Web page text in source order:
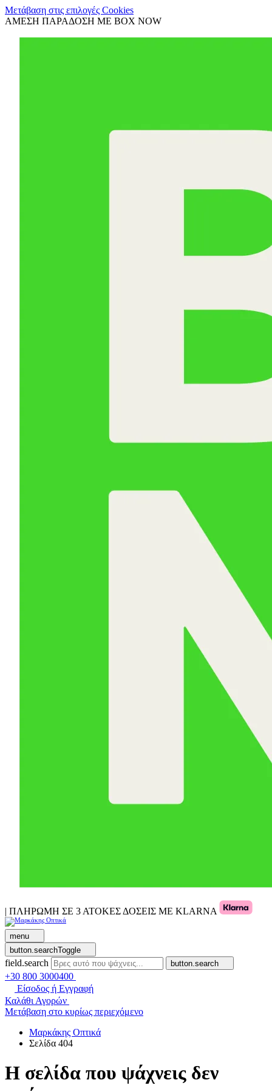
Μετάβαση στις επιλογές Cookies
ΑΜΕΣΗ ΠΑΡΑΔΟΣΗ ΜΕ BOX NOW
| ΠΛΗΡΩΜΗ ΣΕ 3 ΑΤΟΚΕΣ ΔΟΣΕΙΣ ΜΕ KLARNA
menu
button.searchToggle
field.search button.search
+30 800 3000400
Είσοδος ή Εγγραφή
Καλάθι Αγορών
Μετάβαση στο κυρίως περιεχόμενο
Μαρκάκης Οπτικά
Σελίδα 404
Η σελίδα που ψάχνεις δεν